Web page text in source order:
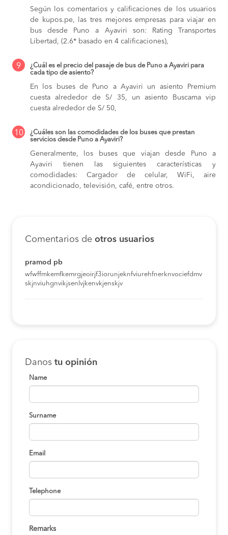
Según los comentarios y calificaciones de los usuarios
de kupos.pe, las tres mejores empresas para viajar en
bus desde Puno a Ayaviri son: Rating Transportes
Libertad, (2.6* basado en 4 calificaciones),
9
¿Cuál es el precio del pasaje de bus de Puno a Ayaviri para
cada tipo de asiento?
En los buses de Puno a Ayaviri un asiento Premium
cuesta alrededor de S/ 35, un asiento Buscama vip
cuesta alrededor de S/ 50,
10
¿Cuáles son las comodidades de los buses que prestan
servicios desde Puno a Ayaviri?
Generalmente, los buses que viajan desde Puno a
Ayaviri tienen las siguientes características y
comodidades: Cargador de celular, WiFi, aire
acondicionado, televisión, café, entre otros.
Comentarios de otros usuarios
pramod pb
wfwffmkemfkemrgjeoirjf3iorunjeknfviurehfnerknvociefdmv
skjnviuhgnvikjsenlvjkenvkjenskjv
Danos tu opinión
Name
Surname
Email
Telephone
Remarks